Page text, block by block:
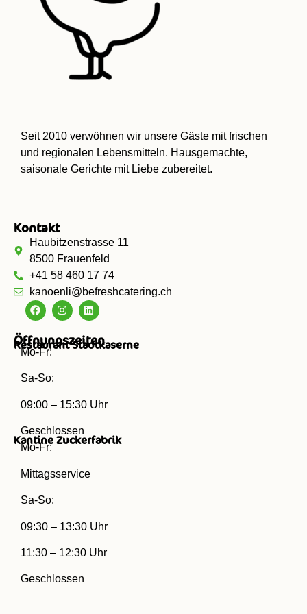
Seit 2010 verwöhnen wir unsere Gäste mit frischen
und regionalen Lebensmitteln. Hausgemachte,
saisonale Gerichte mit Liebe zubereitet.
Kontakt
Haubitzenstrasse 11
8500 Frauenfeld
+41 58 460 17 74
kanoenli@befreshcatering.ch
Öffnungszeiten
Restaurant Stadtkaserne
Mo-Fr:
Sa-So:
09:00 – 15:30 Uhr
Geschlossen
Kantine Zuckerfabrik
Mo-Fr:
Mittagsservice
Sa-So:
09:30 – 13:30 Uhr
11:30 – 12:30 Uhr
Geschlossen